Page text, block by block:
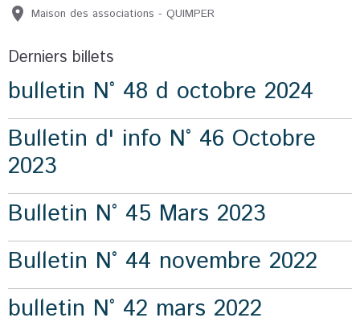
Maison des associations - QUIMPER
Derniers billets
bulletin N° 48 d octobre 2024
Bulletin d' info N° 46 Octobre
2023
Bulletin N° 45 Mars 2023
Bulletin N° 44 novembre 2022
bulletin N° 42 mars 2022